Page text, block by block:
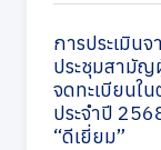
การประเมิน
ประชุมสามัญ
จดทะเบียนใ
ประจำปี
“ดีเยี่ยม”